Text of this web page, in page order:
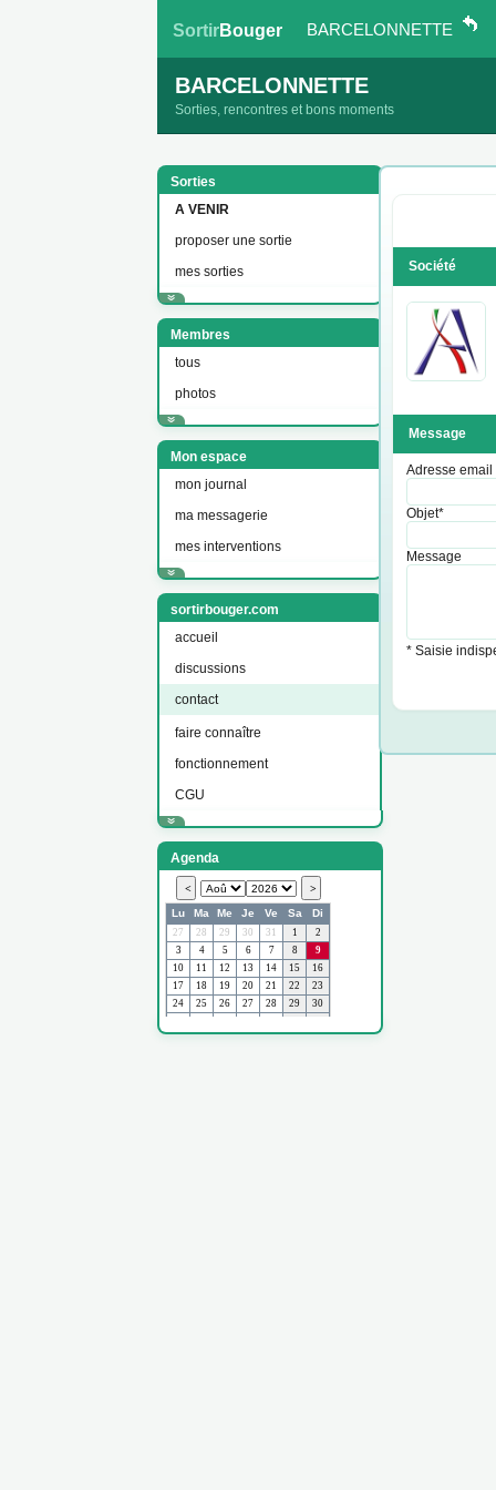
SortirBouger BARCELONNETTE
BARCELONNETTE
Sorties, rencontres et bons moments
Sorties
A VENIR
proposer une sortie
mes sorties
Membres
tous
photos
Mon espace
mon journal
ma messagerie
mes interventions
sortirbouger.com
accueil
discussions
contact
faire connaître
fonctionnement
CGU
Agenda
Société
Message
Adresse email
Objet*
Message
* Saisie